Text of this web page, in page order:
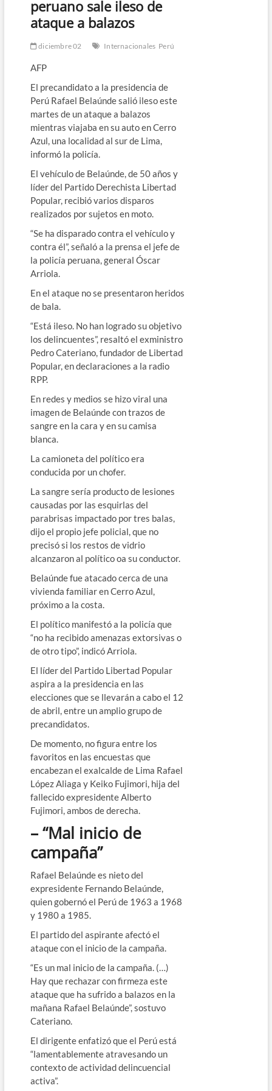
peruano sale ileso de
ataque a balazos
diciembre 02 Internacionales Perú
AFP
El precandidato a la presidencia de
Perú Rafael Belaúnde salió ileso este
martes de un ataque a balazos
mientras viajaba en su auto en Cerro
Azul, una localidad al sur de Lima,
informó la policía.
El vehículo de Belaúnde, de 50 años y
líder del Partido Derechista Libertad
Popular, recibió varios disparos
realizados por sujetos en moto.
“Se ha disparado contra el vehículo y
contra él”, señaló a la prensa el jefe de
la policía peruana, general Óscar
Arriola.
En el ataque no se presentaron heridos
de bala.
“Está ileso. No han logrado su objetivo
los delincuentes”, resaltó el exministro
Pedro Cateriano, fundador de Libertad
Popular, en declaraciones a la radio
RPP.
En redes y medios se hizo viral una
imagen de Belaúnde con trazos de
sangre en la cara y en su camisa
blanca.
La camioneta del político era
conducida por un chofer.
La sangre sería producto de lesiones
causadas por las esquirlas del
parabrisas impactado por tres balas,
dijo el propio jefe policial, que no
precisó si los restos de vidrio
alcanzaron al político oa su conductor.
Belaúnde fue atacado cerca de una
vivienda familiar en Cerro Azul,
próximo a la costa.
El político manifestó a la policía que
“no ha recibido amenazas extorsivas o
de otro tipo”, indicó Arriola.
El líder del Partido Libertad Popular
aspira a la presidencia en las
elecciones que se llevarán a cabo el 12
de abril, entre un amplio grupo de
precandidatos.
De momento, no figura entre los
favoritos en las encuestas que
encabezan el exalcalde de Lima Rafael
López Aliaga y Keiko Fujimori, hija del
fallecido expresidente Alberto
Fujimori, ambos de derecha.
– “Mal inicio de
campaña”
Rafael Belaúnde es nieto del
expresidente Fernando Belaúnde,
quien gobernó el Perú de 1963 a 1968
y 1980 a 1985.
El partido del aspirante afectó el
ataque con el inicio de la campaña.
“Es un mal inicio de la campaña. (…)
Hay que rechazar con firmeza este
ataque que ha sufrido a balazos en la
mañana Rafael Belaúnde”, sostuvo
Cateriano.
El dirigente enfatizó que el Perú está
“lamentablemente atravesando un
contexto de actividad delincuencial
activa”.